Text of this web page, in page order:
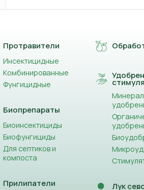
Протравители
Инсектицидные
Комбинированные
Фунгицидные
Биопрепараты
Биоинсектициды
Биофунгициды
Для септиков и
компоста
Прилипатели Лук